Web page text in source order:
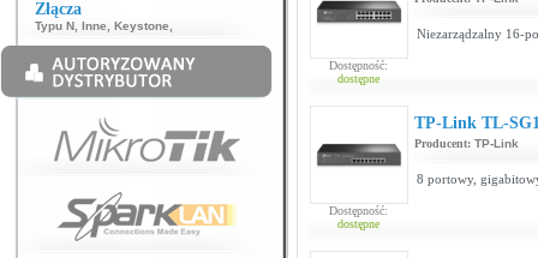
Złącza
Typu N Inne Keystone
Dostępność:
dostępne
Niezarządzalny 16-
Dostępność:
dostępne
TP-Link TL-
Producent: TP-Link
8 portowy,